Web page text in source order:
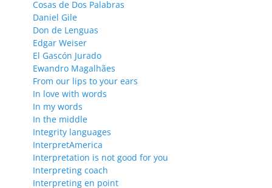
Cosas de Dos Palabras
Daniel Gile
Don de Lenguas
Edgar Weiser
El Gascón Jurado
Ewandro Magalhães
From our lips to your ears
In love with words
In my words
In the middle
Integrity languages
InterpretAmerica
Interpretation is not good for you
Interpreting coach
Interpreting en point